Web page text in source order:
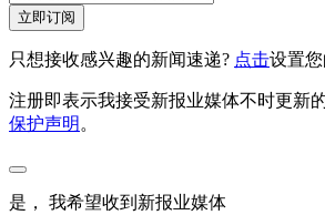
立即订阅
只想接收感兴趣的新闻速递? 点击设置您
注册即表示我接受新报业媒体不时更新
保护声明 。
是， 我希望收到新报业媒体